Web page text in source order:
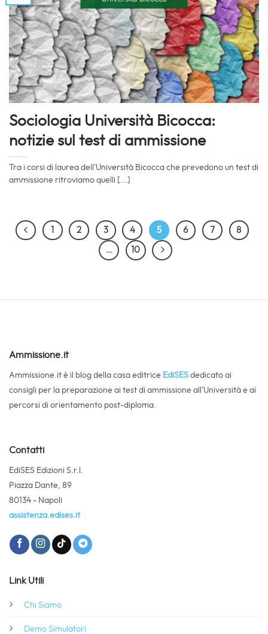
Sociologia Università Bicocca:
notizie sul test di ammissione
Tra i corsi di laurea dell’Università Bicocca che prevedono un test di
ammissione ritroviamo quelli [...]
1 2 3 4 5 6 7 8
… 10
Ammissione.it
Ammissione.it è il blog della casa editrice EdiSES dedicato ai
consigli per la preparazione ai test di ammissione all’Università e ai
percorsi di orientamento post-diploma.
Contatti
EdiSES Edizioni S.r.l.
Piazza Dante, 89
80134 - Napoli
assistenza.edises.it
Link Utili
Chi Siamo
Demo Simulatori